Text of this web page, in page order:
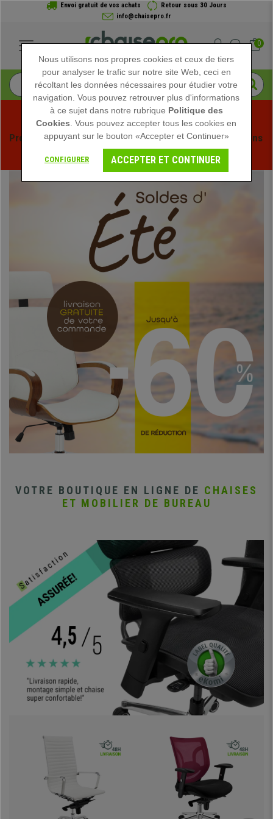
Envoi gratuit de vos achats
Retour sous 30 Jours
info@chaisepro.fr
0
Profitez des soldes d'été chez Chaisepro ! Des réductions
exclusives pour une durée limitée - Voir l'offre
VOTRE BOUTIQUE EN LIGNE DE CHAISES
ET MOBILIER DE BUREAU
Nous utilisons nos propres cookies et ceux de tiers
pour analyser le trafic sur notre site Web, ceci en
récoltant les données nécessaires pour étudier votre
navigation. Vous pouvez retrouver plus d'informations
à ce sujet dans notre rubrique Politique des
Cookies . Vous pouvez accepter tous les cookies en
appuyant sur le bouton «Accepter et Continuer»
CONFIGURER ACCEPTER ET CONTINUER